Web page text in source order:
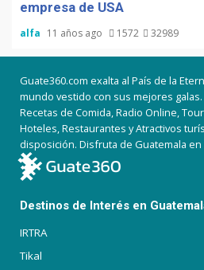
empresa de USA
alfa 11 años ago 1572 32989
Guate360.com exalta al País de la
mundo vestido con sus mejores galas.
Recetas de Comida, Radio Online,
Hoteles, Restaurantes y Atractivos
disposición. Disfruta de Guatemala en
Destinos de Interés en
IRTRA
Tikal